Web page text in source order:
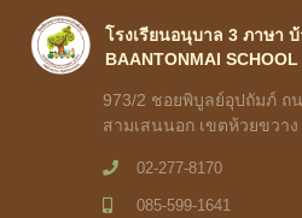
โรงเรียนอนุบาล 3 ภาษา
BAANTONMAI SCHOOL
973/2 ชอยพิบูลย์อุปถัมภ์ ถ
สามเสนนอก เขตห้วยขวาง
02-277-8170
085-599-1641